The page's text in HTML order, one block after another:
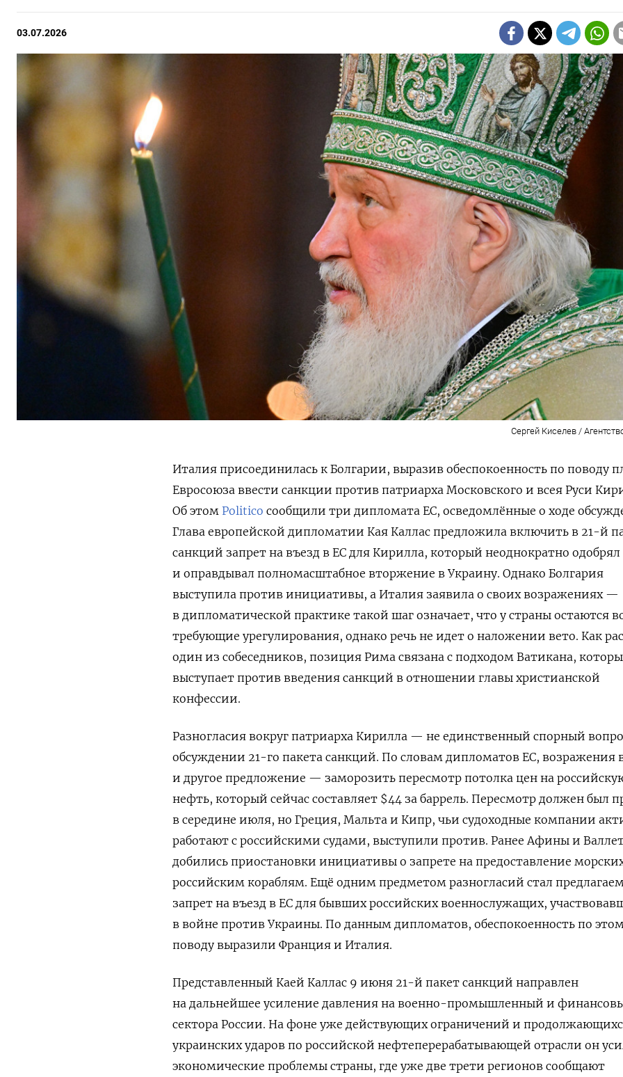
03.07.2026
Сергей Киселев /
Италия присоединилась к Болгарии, выразив обеспокоенность по поводу
Евросоюза ввести санкции против патриарха Московского и всея Руси
Об этом Politico сообщили три дипломата ЕС, осведомлённые о ходе
Глава европейской дипломатии Кая Каллас предложила включить в 21-й
санкций запрет на въезд в ЕС для Кирилла, который неоднократно одобрял
и оправдывал полномасштабное вторжение в Украину. Однако Болгария
выступила против инициативы, а Италия заявила о своих возражениях —
в дипломатической практике такой шаг означает, что у страны остаются
требующие урегулирования, однако речь не идет о наложении вето. Как
один из собеседников, позиция Рима связана с подходом Ватикана,
выступает против введения санкций в отношении главы христианской
конфессии.
Разногласия вокруг патриарха Кирилла — не единственный спорный
обсуждении 21-го пакета санкций. По словам дипломатов ЕС, возражения
и другое предложение — заморозить пересмотр потолка цен на
нефть, который сейчас составляет $44 за баррель. Пересмотр должен был
в середине июля, но Греция, Мальта и Кипр, чьи судоходные компании
работают с российскими судами, выступили против. Ранее Афины и
добились приостановки инициативы о запрете на предоставление
российским кораблям. Ещё одним предметом разногласий стал
запрет на въезд в ЕС для бывших российских военнослужащих,
в войне против Украины. По данным дипломатов, обеспокоенность по
поводу выразили Франция и Италия.
Представленный Каей Каллас 9 июня 21-й пакет санкций направлен
на дальнейшее усиление давления на военно-промышленный и
сектора России. На фоне уже действующих ограничений и
украинских ударов по российской нефтеперерабатывающей отрасли он
экономические проблемы страны, где уже две трети регионов сообщают